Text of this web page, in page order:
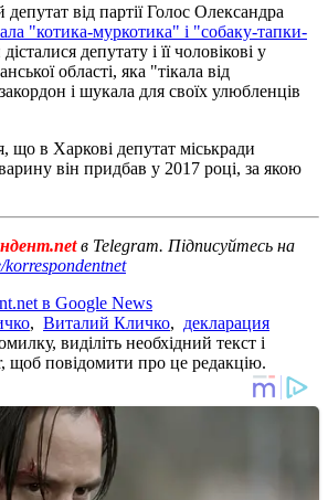
від партії Голос Олександра
"котика-муркотика" і "собаку-тапки-
депутату і її чоловікові у
області, яка "тікала від
і шукала для своїх улюбленців
що в Харкові депутат міськради
він придбав у 2017 році, за якою
в Telegram. Підписуйтесь на
korrespondentnet
в Google News
, Виталий Кличко, декларация
виділіть необхідний текст і
щоб повідомити про це редакцію.